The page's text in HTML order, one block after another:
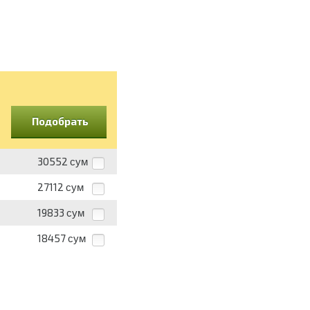
Подобрать
30552 сум
27112 сум
19833 сум
18457 сум